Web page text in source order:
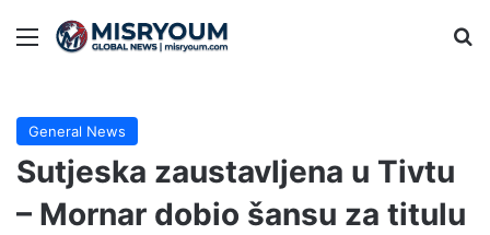
Menu
General News
Sutjeska zaustavljena u Tivtu
– Mornar dobio šansu za titulu